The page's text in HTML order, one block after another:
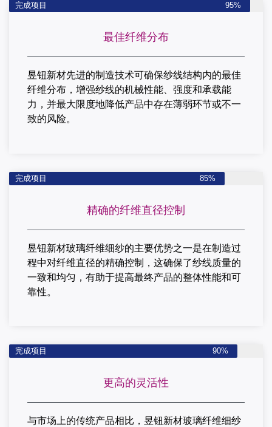
完成项目 95%
最佳纤维分布
昱钮新材先进的制造技术可确保纱线结构内的最佳
纤维分布，增强纱线的机械性能、强度和承载能
力，并最大限度地降低产品中存在薄弱环节或不一
致的风险。
完成项目 85%
精确的纤维直径控制
昱钮新材玻璃纤维细纱的主要优势之一是在制造过
程中对纤维直径的精确控制，这确保了纱线质量的
一致和均匀，有助于提高最终产品的整体性能和可
靠性。
完成项目 90%
更高的灵活性
与市场上的传统产品相比，昱钮新材玻璃纤维细纱